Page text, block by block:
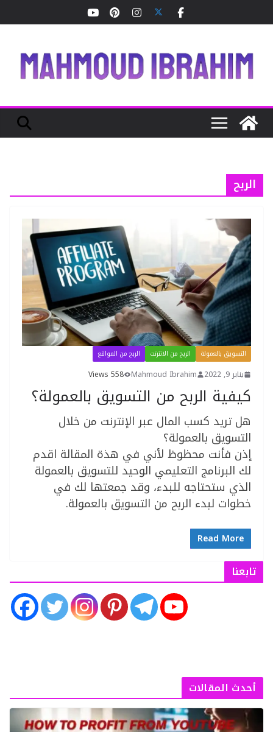
to
الربح
التسويق بالعمولة الربح من الانترنت الربح من المواقع
يناير 9, 2022 Mahmoud Ibrahim
558 Views
كيفية الربح من التسويق بالعمولة؟
هل تريد كسب المال عبر الإنترنت من خلال
التسويق بالعمولة؟
إذن فأنت محظوظ لأني في هذة المقالة اقدم
لك البرنامج التعليمي الوحيد للتسويق بالعمولة
الذي ستحتاجه للبدء، وقد جمعتها لك في
خطوات لبدء الربح من التسويق بالعمولة.
Read More
تابعنا
أحدث المقالات